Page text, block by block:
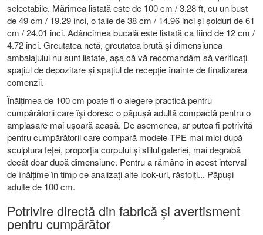
selectabile. Mărimea listată este de 100 cm / 3.28 ft, cu un bust
de 49 cm / 19.29 inci, o talie de 38 cm / 14.96 inci și șolduri de 61
cm / 24.01 inci. Adâncimea bucală este listată ca fiind de 12 cm /
4.72 inci. Greutatea netă, greutatea brută și dimensiunea
ambalajului nu sunt listate, așa că vă recomandăm să verificați
spațiul de depozitare și spațiul de recepție înainte de finalizarea
comenzii.
Înălțimea de 100 cm poate fi o alegere practică pentru
cumpărătorii care își doresc o păpușă adultă compactă pentru o
amplasare mai ușoară acasă. De asemenea, ar putea fi potrivită
pentru cumpărătorii care compară modele TPE mai mici după
sculptura feței, proporția corpului și stilul galeriei, mai degrabă
decât doar după dimensiune. Pentru a rămâne în acest interval
de înălțime în timp ce analizați alte look-uri, răsfoiți... Păpuși
adulte de 100 cm.
Potrivire directă din fabrică și avertisment
pentru cumpărător